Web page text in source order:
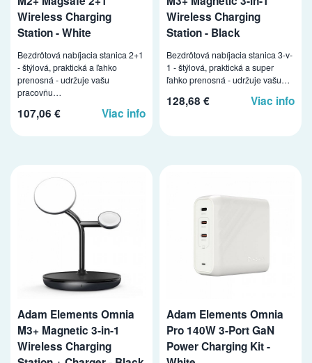
Wireless Charging
Station - White
Bezdrôtová nabíjacia stanica 2+1
- štýlová, praktická a ľahko
prenosná - udržuje vašu
pracovňu…
107,06 € Viac info
Wireless Charging
Station - Black
Bezdrôtová nabíjacia stanica 3-v-
1 - štýlová, praktická a super
ľahko prenosná - udržuje vašu…
128,68 € Viac info
Adam Elements Omnia
M3+ Magnetic 3-in-1
Wireless Charging
Adam Elements Omnia
Pro 140W 3-Port GaN
Power Charging Kit -